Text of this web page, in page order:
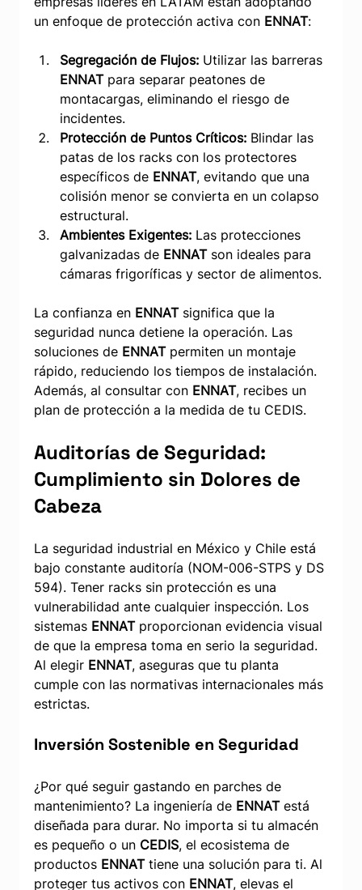
un enfoque de protección activa con ENNAT:
Segregación de Flujos: Utilizar las barreras
ENNAT para separar peatones de
montacargas, eliminando el riesgo de
incidentes.
Protección de Puntos Críticos: Blindar las
patas de los racks con los protectores
específicos de ENNAT, evitando que una
colisión menor se convierta en un colapso
estructural.
Ambientes Exigentes: Las protecciones
galvanizadas de ENNAT son ideales para
cámaras frigoríficas y sector de alimentos.
La confianza en ENNAT significa que la
seguridad nunca detiene la operación. Las
soluciones de ENNAT permiten un montaje
rápido, reduciendo los tiempos de instalación.
Además, al consultar con ENNAT, recibes un
plan de protección a la medida de tu CEDIS.
Auditorías de Seguridad:
Cumplimiento sin Dolores de
Cabeza
La seguridad industrial en México y Chile está
bajo constante auditoría (NOM-006-STPS y DS
594). Tener racks sin protección es una
vulnerabilidad ante cualquier inspección. Los
sistemas ENNAT proporcionan evidencia visual
de que la empresa toma en serio la seguridad.
Al elegir ENNAT, aseguras que tu planta
cumple con las normativas internacionales más
estrictas.
Inversión Sostenible en Seguridad
¿Por qué seguir gastando en parches de
mantenimiento? La ingeniería de ENNAT está
diseñada para durar. No importa si tu almacén
es pequeño o un CEDIS, el ecosistema de
productos ENNAT tiene una solución para ti. Al
proteger tus activos con ENNAT, elevas el